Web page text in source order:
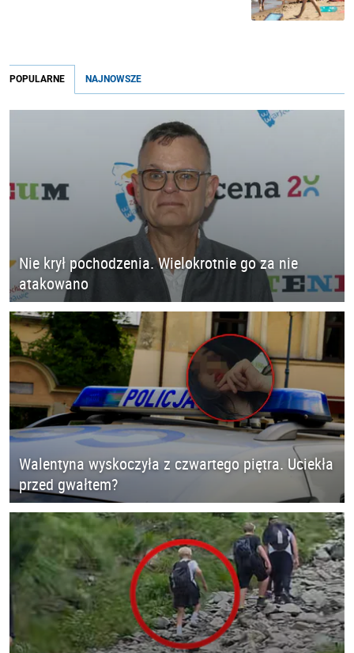
POPULARNE NAJNOWSZE
Nie krył pochodzenia. Wielokrotnie go za nie
atakowano
Walentyna wyskoczyła z czwartego piętra. Uciekła
przed gwałtem?